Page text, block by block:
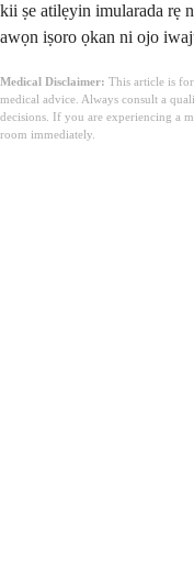
kii ṣe atilẹyin imularada rẹ
awọn iṣoro ọkan ni ojo
Medical Disclaimer: This article is
medical advice. Always consult a
decisions. If you are experiencing a
room immediately.